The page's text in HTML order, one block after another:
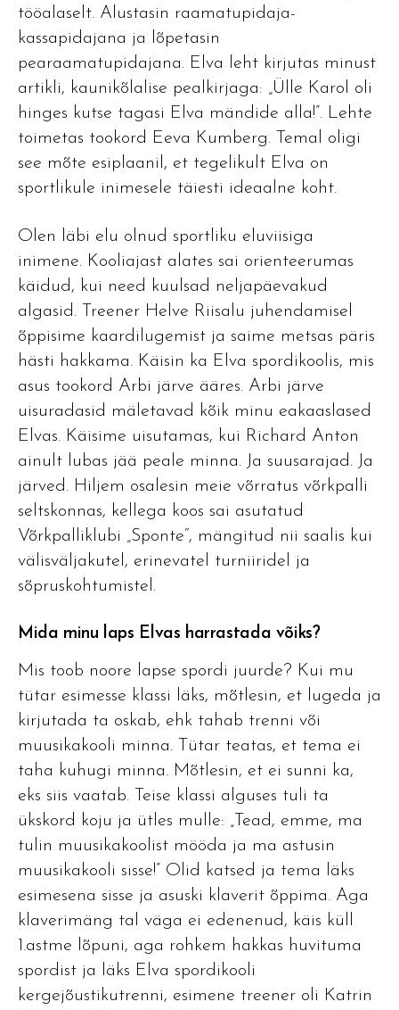
tööalaselt. Alustasin raamatupidaja-
kassapidajana ja lõpetasin
pearaamatupidajana. Elva leht kirjutas minust
artikli, kaunikõlalise pealkirjaga: „Ülle Karol oli
hinges kutse tagasi Elva mändide alla!”. Lehte
toimetas tookord Eeva Kumberg. Temal oligi
see mõte esiplaanil, et tegelikult Elva on
sportlikule inimesele täiesti ideaalne koht.
Olen läbi elu olnud sportliku eluviisiga
inimene. Kooliajast alates sai orienteerumas
käidud, kui need kuulsad neljapäevakud
algasid. Treener Helve Riisalu juhendamisel
õppisime kaardilugemist ja saime metsas päris
hästi hakkama. Käisin ka Elva spordikoolis, mis
asus tookord Arbi järve ääres. Arbi järve
uisuradasid mäletavad kõik minu eakaaslased
Elvas. Käisime uisutamas, kui Richard Anton
ainult lubas jää peale minna. Ja suusarajad. Ja
järved. Hiljem osalesin meie võrratus võrkpalli
seltskonnas, kellega koos sai asutatud
Võrkpalliklubi „Sponte“, mängitud nii saalis kui
välisväljakutel, erinevatel turniiridel ja
sõpruskohtumistel.
Mida minu laps Elvas harrastada võiks?
Mis toob noore lapse spordi juurde? Kui mu
tütar esimesse klassi läks, mõtlesin, et lugeda ja
kirjutada ta oskab, ehk tahab trenni või
muusikakooli minna. Tütar teatas, et tema ei
taha kuhugi minna. Mõtlesin, et ei sunni ka,
eks siis vaatab. Teise klassi alguses tuli ta
ükskord koju ja ütles mulle: „Tead, emme, ma
tulin muusikakoolist mööda ja ma astusin
muusikakooli sisse!” Olid katsed ja tema läks
esimesena sisse ja asuski klaverit õppima. Aga
klaverimäng tal väga ei edenenud, käis küll
1.astme lõpuni, aga rohkem hakkas huvituma
spordist ja läks Elva spordikooli
kergejõustikutrenni, esimene treener oli Katrin